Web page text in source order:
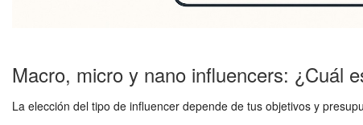
Macro, micro y nano influencers: ¿Cuál
La elección del tipo de influencer depende de tus objetivos y